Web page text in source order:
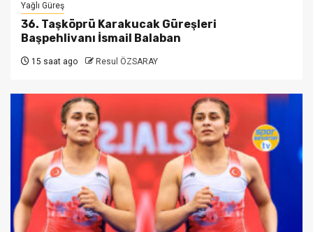
Yağlı Güreş
36. Taşköprü Karakucak Güreşleri
Başpehlivanı İsmail Balaban
15 saat ago Resul ÖZSARAY